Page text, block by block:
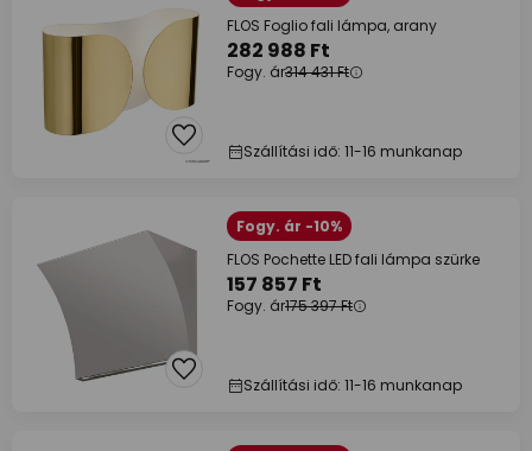
FLOS Foglio fali lámpa, arany
282 988 Ft
Fogy. ár314 431 Ft
Szállítási idő: 11-16 munkanap
Fogy. ár -10%
FLOS Pochette LED fali lámpa szürke
157 857 Ft
Fogy. ár175 397 Ft
Szállítási idő: 11-16 munkanap